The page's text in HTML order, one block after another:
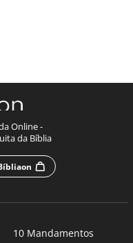
Online -
da Bíblia
10 Mandamentos